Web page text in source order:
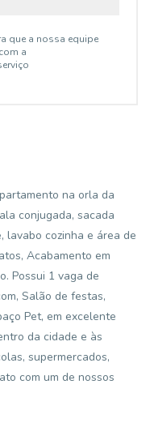
que a nossa equipe
a
na orla da
conjugada, sacada
lavabo cozinha e área de
Acabamento em
Possui 1 vaga de
Salão de festas,
Pet, em excelente
da cidade e às
supermercados,
com um de nossos